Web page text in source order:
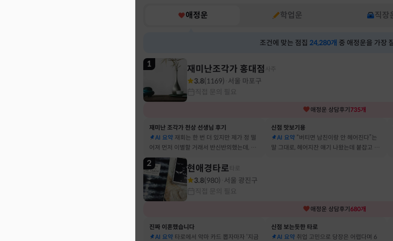
애정운 학업운 직장
조건에 맞는 점집 24,280개 중 애정운을 가장
1 재미난조각가 홍대점
3.8(1169) 서울 마포구
애정운 상담후기 735개
재미난 조각가 천상 선생님 후기
AI 요약 재회는 한 번 더 있지만 제가 정 떨
어져 먼저 이별할 거래서 반신반의했는데, 정
말 재회 후 제가 먼저 헤어지자고 했어요
신점 맛보기용
AI 요약 “버티면 남친이랑 안 헤어진다”는
말 그대로, 헤어지잔 얘기 나왔는데 붙잡고 지
2 현애경타로
3.8(980) 서울 광진구
애정운 상담후기 680개
진짜 이혼했습니다
AI 요약 타로에서 악마 카드 뽑자마자 ‘지금
신점 보는듯한 타로
AI 요약 취업 고민으로 당장은 어렵다며 6